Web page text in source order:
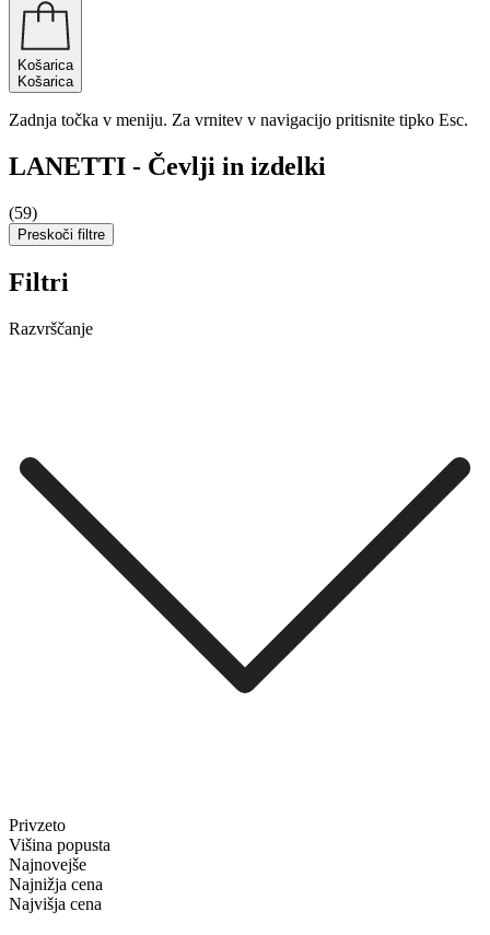
Košarica
Košarica
Zadnja točka v meniju. Za vrnitev v navigacijo pritisnite tipko Esc.
LANETTI - Čevlji in izdelki
(59)
Preskoči filtre
Filtri
Razvrščanje
Privzeto
Višina popusta
Najnovejše
Najnižja cena
Najvišja cena